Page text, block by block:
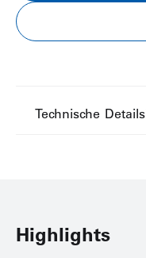
Technische Details
Highlights